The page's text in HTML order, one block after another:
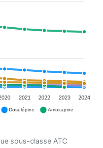
2021 2022 2023 2024
Dosulépine Amoxapine
sous-classe ATC